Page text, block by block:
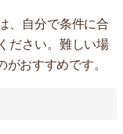
、自分で条件に合
ださい。難しい場
おすすめです。